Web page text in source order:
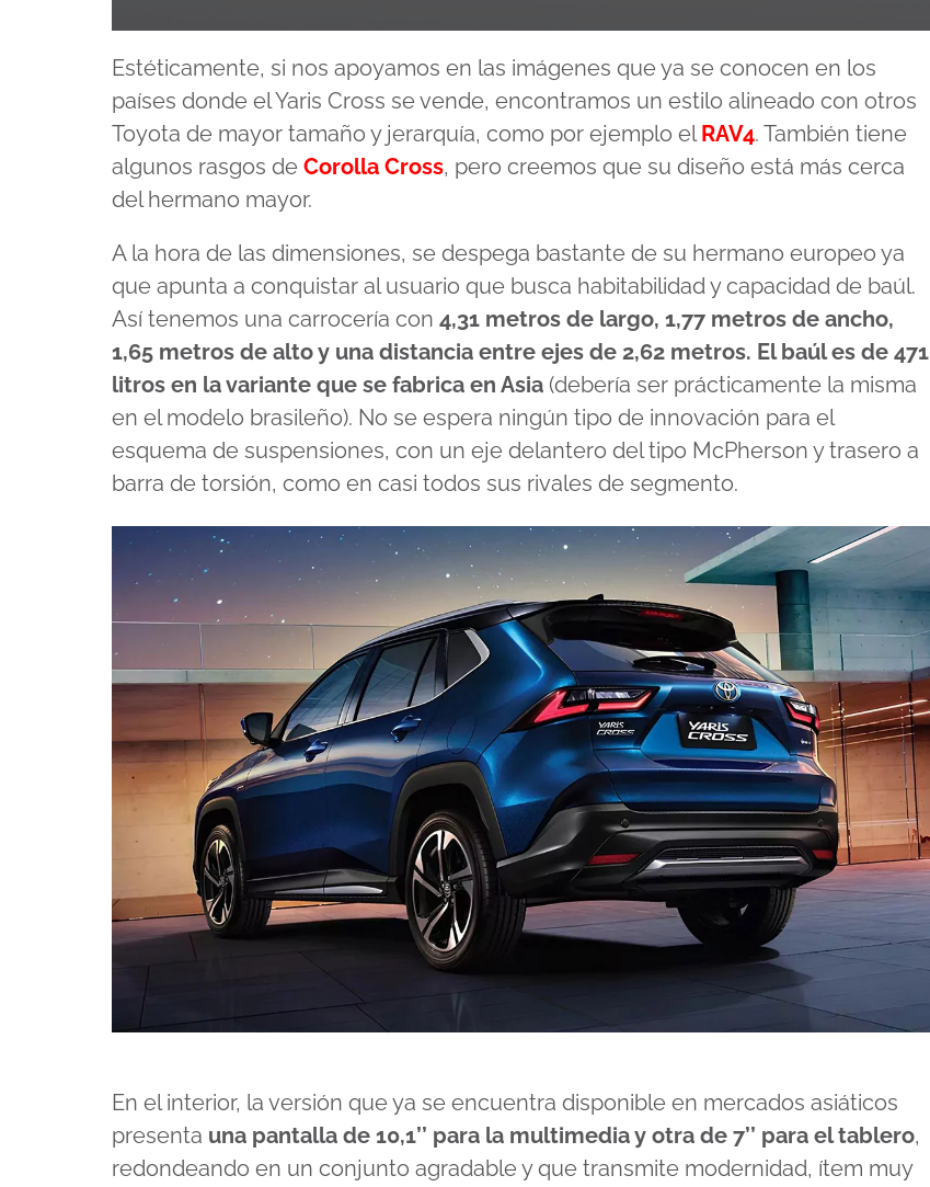
seconds
of
minutes,
2
secondsVolume
90%
Estéticamente, si nos apoyamos en las imágenes que ya se conocen en los
países donde el Yaris Cross se vende, encontramos un estilo alineado con otros
Toyota de mayor tamaño y jerarquía, como por ejemplo el RAV4. También tiene
algunos rasgos de Corolla Cross, pero creemos que su diseño está más cerca
del hermano mayor.
A la hora de las dimensiones, se despega bastante de su hermano europeo ya
que apunta a conquistar al usuario que busca habitabilidad y capacidad de baúl.
Así tenemos una carrocería con 4,31 metros de largo, 1,77 metros de ancho,
1,65 metros de alto y una distancia entre ejes de 2,62 metros. El baúl es de 471
litros en la variante que se fabrica en Asia (debería ser prácticamente la misma
en el modelo brasileño). No se espera ningún tipo de innovación para el
esquema de suspensiones, con un eje delantero del tipo McPherson y trasero a
barra de torsión, como en casi todos sus rivales de segmento.
En el interior, la versión que ya se encuentra disponible en mercados asiáticos
presenta una pantalla de 10,1’’ para la multimedia y otra de 7’’ para el tablero,
redondeando en un conjunto agradable y que transmite modernidad, ítem muy